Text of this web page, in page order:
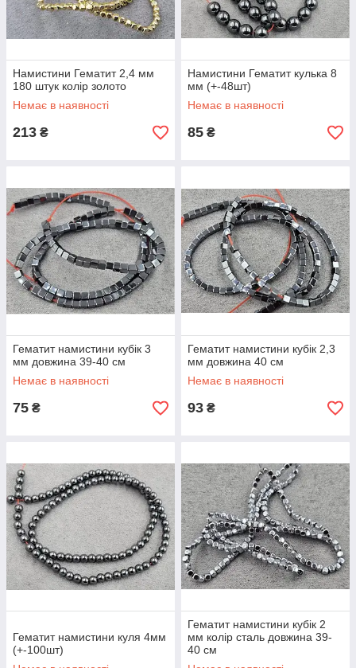
Намистини Гематит 2,4 мм
180 штук колір золото
Немає в наявності
213 ₴
Намистини Гематит кулька 8
мм (+-48шт)
Немає в наявності
85 ₴
Гематит намистини кубік 3
мм довжина 39-40 см
Немає в наявності
75 ₴
Гематит намистини кубік 2,3
мм довжина 40 см
Немає в наявності
93 ₴
Гематит намистини куля 4мм
(+-100шт)
Гематит намистини кубік 2
мм колір сталь довжина 39-
40 см